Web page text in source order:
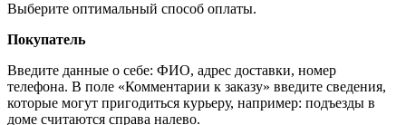
Выберите оптимальный способ оплаты.
Покупатель
Введите данные о себе: ФИО, адрес доставки, номер
телефона. В поле «Комментарии к заказу» введите сведения,
которые могут пригодиться курьеру, например: подъезды в
доме считаются справа налево.